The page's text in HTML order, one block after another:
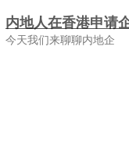
内地人在香港申请
今天我们来聊聊内地企